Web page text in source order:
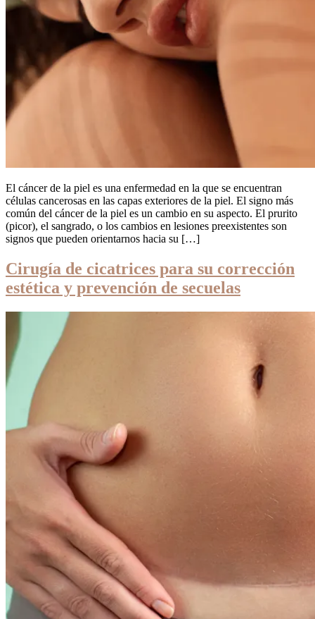
El cáncer de la piel es una enfermedad en la que se encuentran
células cancerosas en las capas exteriores de la piel. El signo más
común del cáncer de la piel es un cambio en su aspecto. El prurito
(picor), el sangrado, o los cambios en lesiones preexistentes son
signos que pueden orientarnos hacia su […]
Cirugía de cicatrices para su corrección
estética y prevención de secuelas